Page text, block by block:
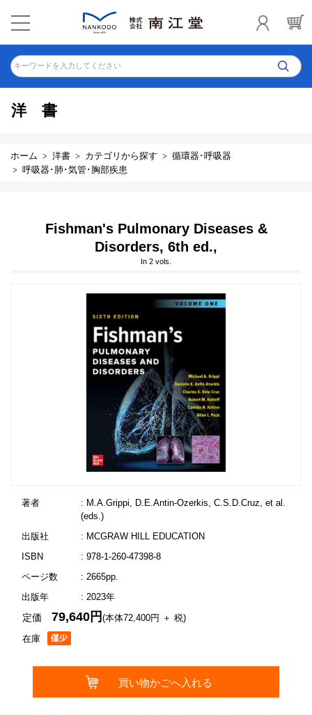
キーワードを入力してください
洋書
ホーム 洋書 カテゴリから探す
循環器･呼吸器
呼吸器･肺･気管･胸部疾患
Fishman's Pulmonary Diseases &
Disorders, 6th ed.,
In 2 vols.
著者
: M.A.Grippi, D.E.Antin-Ozerkis, C.S.D.Cruz, et al.
(eds.)
出版社
: MCGRAW HILL EDUCATION
ISBN
: 978-1-260-47398-8
ページ数
: 2665pp.
出版年
: 2023年
在庫
定価79,640円(本体72,400円 ＋ 税)